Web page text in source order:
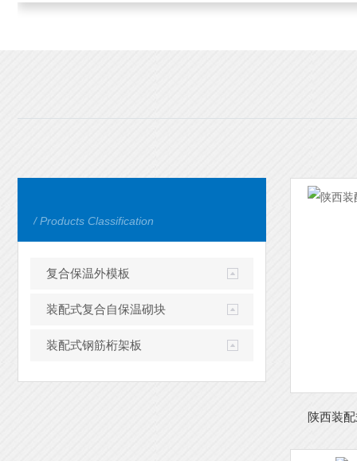
/ Products Classification
复合保温外模板
装配式复合自保温砌块
装配式钢筋桁架板
陕西装